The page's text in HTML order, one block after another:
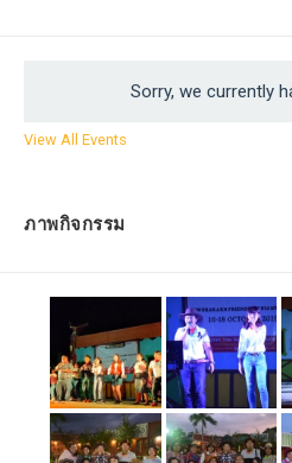
Sorry, we currently
View All Events
ภาพกิจกรรม